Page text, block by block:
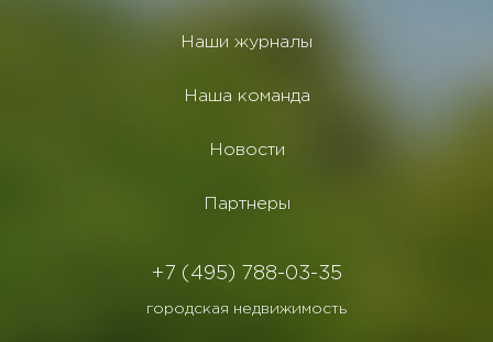
Наши журналы
Наша команда
Новости
Партнеры
+7 (495) 788-03-35
городская недвижимость